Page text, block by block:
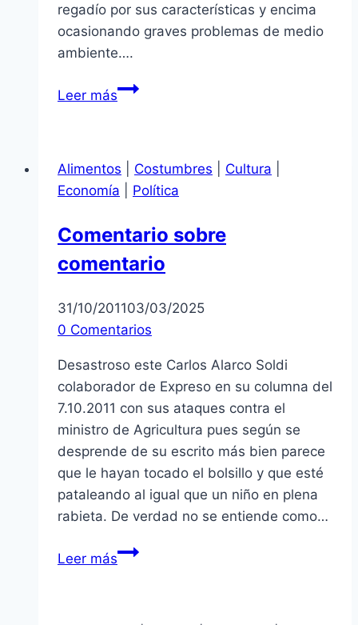
regadío por sus características y encima
ocasionando graves problemas de medio
ambiente….
Leer másAgua
Alimentos Costumbres Cultura
Economía
Política
Comentario sobre
comentario
31/10/201103/03/2025
0 Comentarios
Desastroso este Carlos Alarco Soldi
colaborador de Expreso en su columna del
7.10.2011 con sus ataques contra el
ministro de Agricultura pues según se
desprende de su escrito más bien parece
que le hayan tocado el bolsillo y que esté
pataleando al igual que un niño en plena
rabieta. De verdad no se entiende como…
Leer másComentario